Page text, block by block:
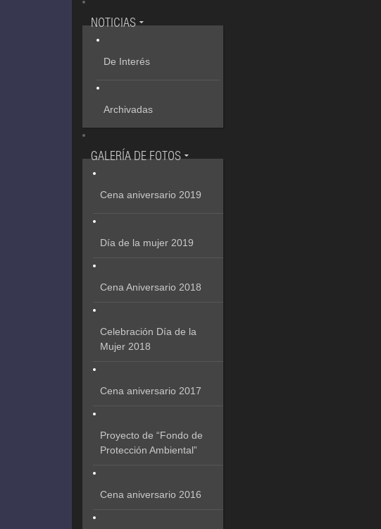
NOTICIAS
De Interés
Archivadas
GALERÍA DE FOTOS
Cena aniversario 2019
Día de la mujer 2019
Cena Aniversario 2018
Celebración Día de la
Mujer 2018
Cena aniversario 2017
Proyecto de “Fondo de
Protección Ambiental”
Cena aniversario 2016